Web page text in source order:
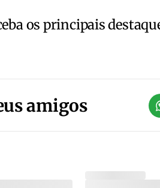
os principais
amigos